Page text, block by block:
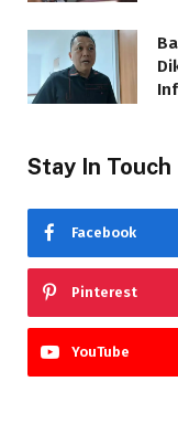
Stay In Touch
Facebook
Pinterest
YouTube